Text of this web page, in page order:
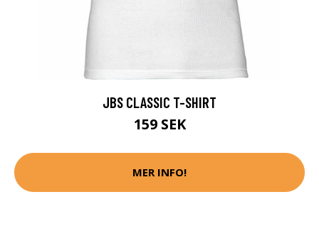
JBS CLASSIC T-SHIRT
159 SEK
MER INFO!